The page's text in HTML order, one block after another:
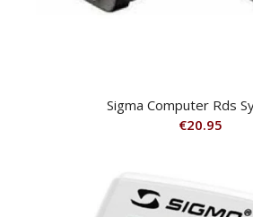
Sigma Computer Rds
€20.95